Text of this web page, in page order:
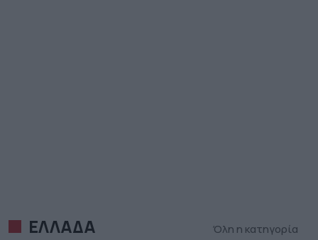
ΕΛΛΑΔΑ Όλη η κατηγορία